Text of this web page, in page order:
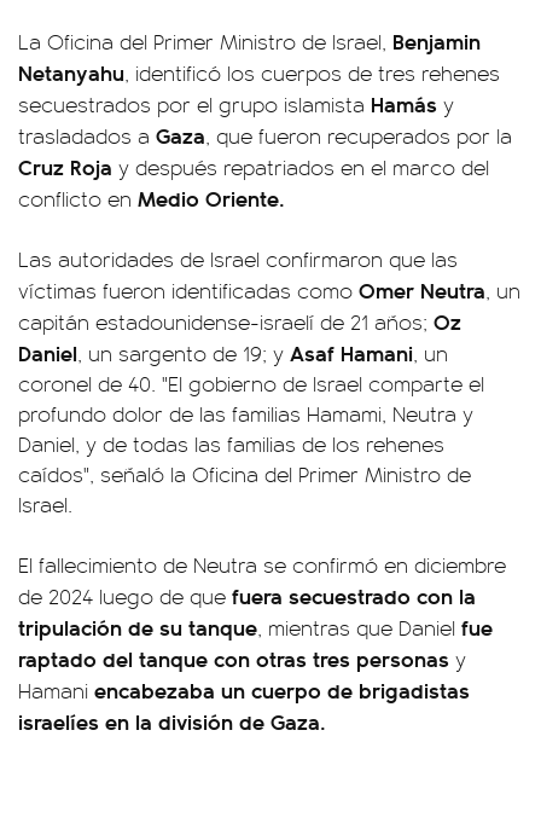
La Oficina del Primer Ministro de Israel, Benjamin
Netanyahu, identificó los cuerpos de tres rehenes
secuestrados por el grupo islamista Hamás y
trasladados a Gaza, que fueron recuperados por la
Cruz Roja y después repatriados en el marco del
conflicto en Medio Oriente.
Las autoridades de Israel confirmaron que las
víctimas fueron identificadas como Omer Neutra, un
capitán estadounidense-israelí de 21 años; Oz
Daniel, un sargento de 19; y Asaf Hamani, un
coronel de 40. "El gobierno de Israel comparte el
profundo dolor de las familias Hamami, Neutra y
Daniel, y de todas las familias de los rehenes
caídos", señaló la Oficina del Primer Ministro de
Israel.
El fallecimiento de Neutra se confirmó en diciembre
de 2024 luego de que fuera secuestrado con la
tripulación de su tanque, mientras que Daniel fue
raptado del tanque con otras tres personas y
Hamani encabezaba un cuerpo de brigadistas
israelíes en la división de Gaza.